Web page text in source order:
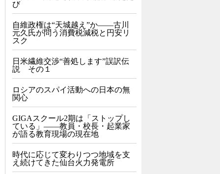
び
自維政権は“天城越え”か――古川
元久氏が問う消費税減税と円安リ
スク
日米繊維交渉“善処します”誤訳伝
説 その１
ロシアのスパイ活動への日本の無
関心
GIGAスクール2期は「ストップし
ている」——教員・校長・起業家
が語る教育現場の現在地
時代に応じて変わりつつ地域を支
え続けてきた仙台火力発電所